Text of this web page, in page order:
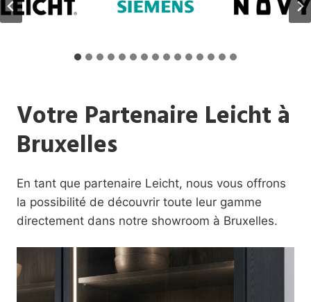
Votre Partenaire Leicht à
Bruxelles
En tant que partenaire Leicht, nous vous offrons
la possibilité de découvrir toute leur gamme
directement dans notre showroom à Bruxelles.